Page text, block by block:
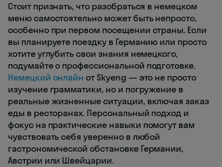
Стоит признать, что разобраться в немецком
меню самостоятельно может быть непросто,
особенно при первом посещении страны. Если
вы планируете поездку в Германию или просто
хотите углубить свои знания немецкого,
подумайте о профессиональной подготовке.
Немецкий онлайн от Skyeng — это не просто
изучение грамматики, но и погружение в
реальные жизненные ситуации, включая заказ
еды в ресторанах. Персональный подход и
фокус на практические навыки помогут вам
чувствовать себя уверенно в любой
гастрономической обстановке Германии,
Австрии или Швейцарии.